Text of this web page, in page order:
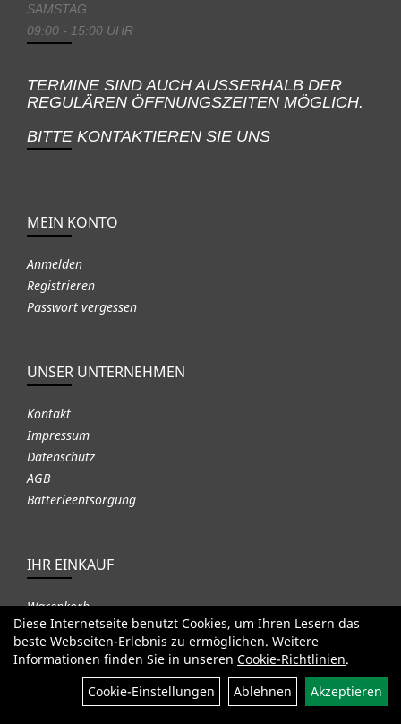
Filter
SAMSTAG
09:00 - 15:00 UHR
TERMINE SIND AUCH AUSSERHALB DER
REGULÄREN ÖFFNUNGSZEITEN MÖGLICH.
BITTE KONTAKTIEREN SIE UNS
MEIN KONTO
Anmelden
Registrieren
Passwort vergessen
UNSER UNTERNEHMEN
Kontakt
Impressum
Datenschutz
AGB
Batterieentsorgung
IHR EINKAUF
Warenkorb
Versandkosten
Widerrufsrecht
Diese Internetseite benutzt Cookies, um Ihren Lesern das
beste Webseiten-Erlebnis zu ermöglichen. Weitere
Informationen finden Sie in unseren Cookie-Richtlinien.
Cookie-Einstellungen
Ablehnen Akzeptieren